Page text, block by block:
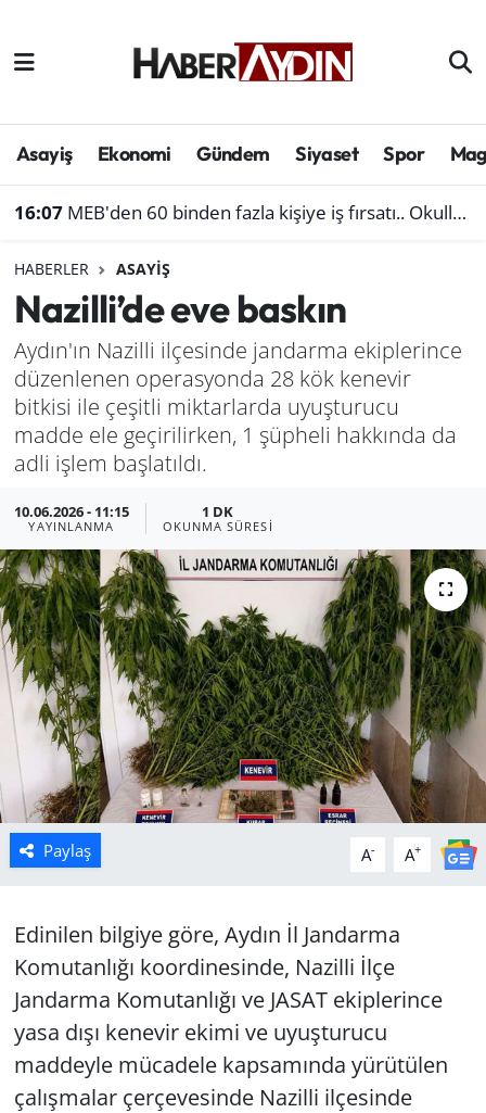
Asayiş Ekonomi Gündem Siyaset Spor
16:07 MEB'den 60 binden fazla kişiye iş fırsatı.. Okullara personel alınacak
HABERLER ASAYIŞ
Nazilli’de eve baskın
Aydın'ın Nazilli ilçesinde jandarma ekiplerince
düzenlenen operasyonda 28 kök kenevir
bitkisi ile çeşitli miktarlarda uyuşturucu
madde ele geçirilirken, 1 şüpheli hakkında da
adli işlem başlatıldı.
10.06.2026 - 11:15
YAYINLANMA
1 DK
OKUNMA SÜRESI
Paylaş A- A+
Edinilen bilgiye göre, Aydın İl Jandarma
Komutanlığı koordinesinde, Nazilli İlçe
Jandarma Komutanlığı ve JASAT ekiplerince
yasa dışı kenevir ekimi ve uyuşturucu
maddeyle mücadele kapsamında yürütülen
çalışmalar çerçevesinde Nazilli ilçesinde
Afyonkarahisar
Çevre
Genel
Haber
Izmir
Kütahya
Manisa
Muğla
Politika
Uşak
Aydın Hava Durumu
Süper Lig Puan Durumu ve Fikstür
Son Dakika Haberleri
Haber Arşivi